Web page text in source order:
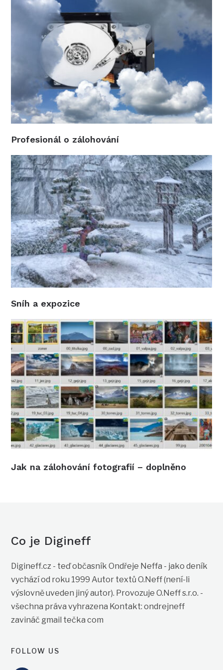
Profesionál o zálohování
Sníh a expozice
Jak na zálohování fotografií – doplněno
Co je Digineff
Digineff.cz - teď občasník Ondřeje Neffa - jako deník
vychází od roku 1999 Autor textů O.Neff (není-li
výslovně uveden jiný autor). Provozuje O.Neff s.r.o. -
všechna práva vyhrazena Kontakt: ondrejneff
zavináč gmail tečka com
FOLLOW US